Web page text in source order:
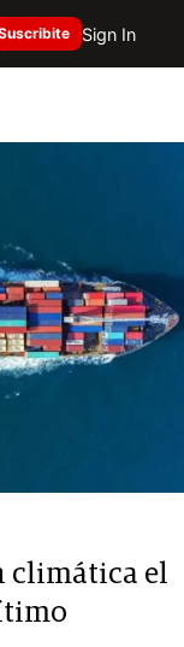
Sign In
climática el